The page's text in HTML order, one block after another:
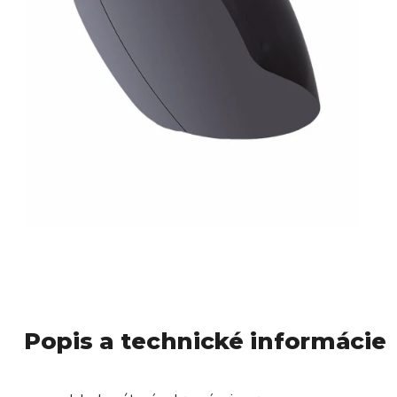
Popis a technické informácie